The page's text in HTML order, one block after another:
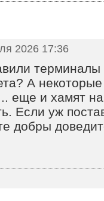
2026 17:36
А
еще и хамят на
Если уж
добры